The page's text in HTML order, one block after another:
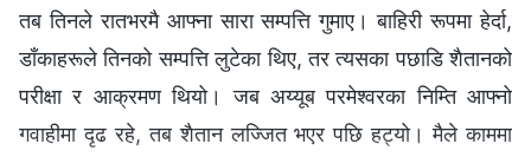
तब तिनले रातभरमै आफ्ना सारा सम्पत्ति गुमाए। बाहिरी रूपमा हेर्दा,
डाँकाहरूले तिनको सम्पत्ति लुटेका थिए, तर त्यसका पछाडि शैतानको
परीक्षा र आक्रमण थियो। जब अय्यूब परमेश्‍वरका निम्ति आफ्नो
गवाहीमा दृढ रहे, तब शैतान लज्जित भएर पछि हट्यो। मैले काममा